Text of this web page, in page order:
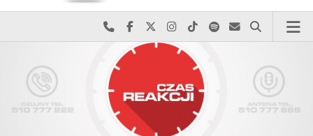
Najlepiej po prostu do nas zadzwoń
Odwiedź nas na Facebook-u
Odwiedź nas na X
Odwiedź nas na Instagram-ie
Odwiedź nas na TikTok-u
Szukaj nas na Spotify
Wyślij do nas
Szukaj